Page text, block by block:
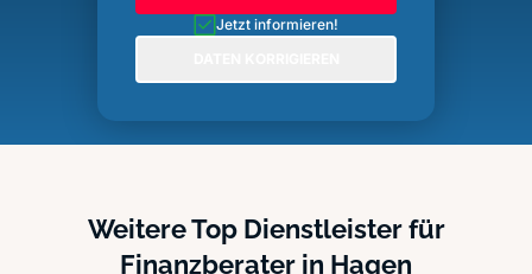
Jetzt informieren!
Weitere Top Dienstleister für
Finanzberater in Hagen